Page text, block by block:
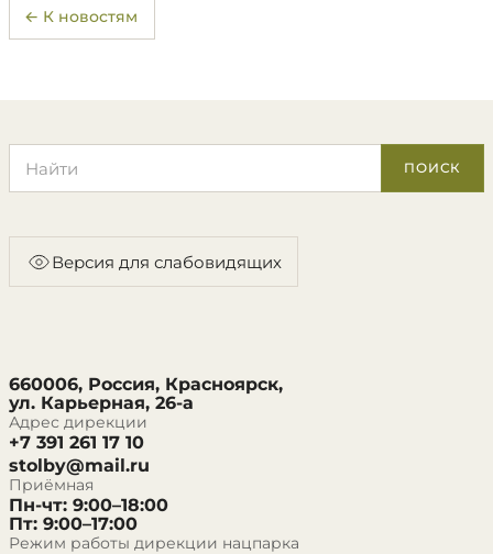
← К новостям
ПОИСК
Версия для слабовидящих
660006, Россия, Красноярск,
ул. Карьерная, 26-а
Адрес дирекции
+7 391 261 17 10
stolby@mail.ru
Приёмная
Пн-чт: 9:00–18:00
Пт: 9:00–17:00
Режим работы дирекции нацпарка